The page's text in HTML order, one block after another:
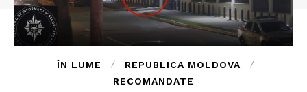
ÎN LUME
REPUBLICA MOLDOVA
RECOMANDATE